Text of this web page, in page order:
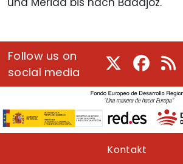
Follow us on
social media
Pie de páginaKontakt